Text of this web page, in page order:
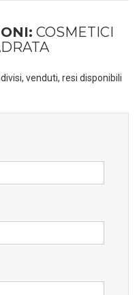
COSMETICI
venduti, resi disponibili